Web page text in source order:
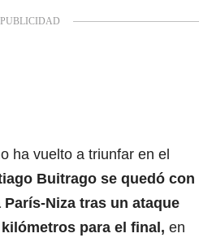
ha vuelto a triunfar en el
Buitrago se quedó con
París-Niza tras un ataque
para el final, en